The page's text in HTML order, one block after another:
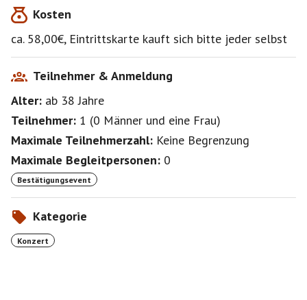
Kosten
ca. 58,00€, Eintrittskarte kauft sich bitte jeder selbst
Teilnehmer & Anmeldung
Alter: ab 38Jahre
Teilnehmer: 1 (0 Männer und eine Frau)
Maximale Teilnehmerzahl: Keine Begrenzung
Maximale Begleitpersonen: 0
Bestätigungsevent
Kategorie
Konzert